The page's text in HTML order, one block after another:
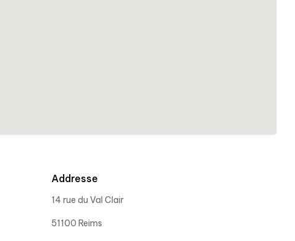
Addresse
14 rue du Val Clair
51100 Reims